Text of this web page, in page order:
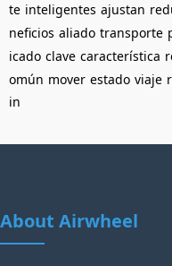
te inteligentes ajustan
neficios aliado transporte
icado clave característica
omún mover estado viaje
in
About Airwheel